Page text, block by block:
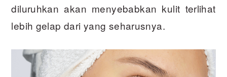
diluruhkan akan menyebabkan kulit terlihat
lebih gelap dari yang seharusnya.